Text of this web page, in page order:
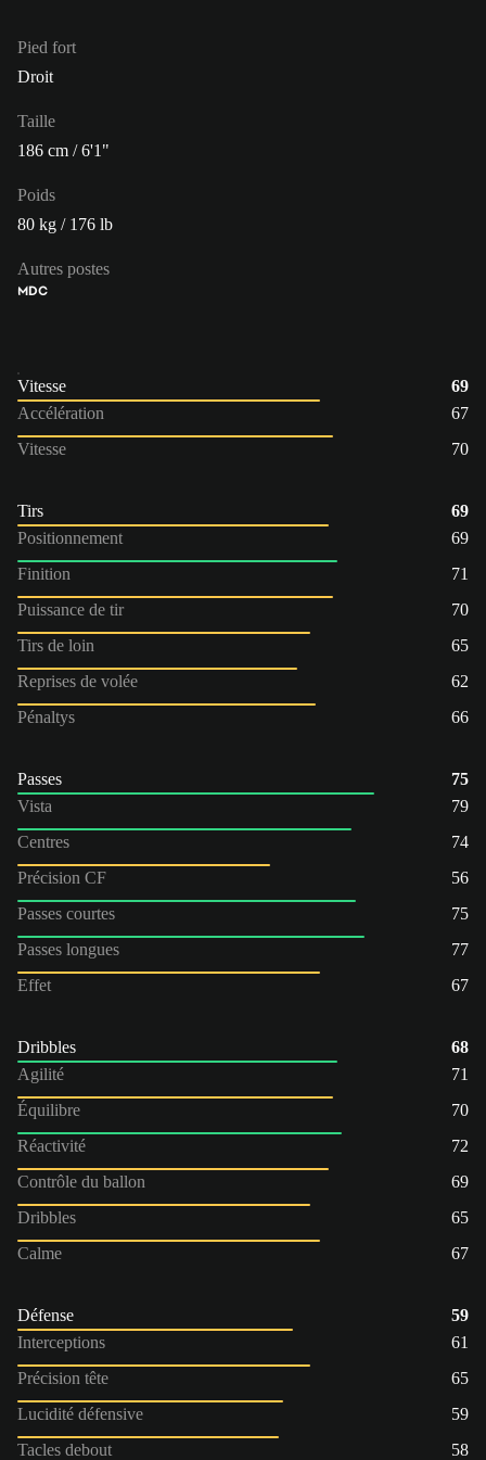
Pied fort
Droit
Taille
186 cm / 6'1"
Poids
80 kg / 176 lb
Autres postes
MDC
Vitesse
69
Accélération
67
Vitesse
70
Tirs
69
Positionnement
69
Finition
71
Puissance de tir
70
Tirs de loin
65
Reprises de volée
62
Pénaltys
66
Passes
75
Vista
79
Centres
74
Précision CF
56
Passes courtes
75
Passes longues
77
Effet
67
Dribbles
68
Agilité
71
Équilibre
70
Réactivité
72
Contrôle du ballon
69
Dribbles
65
Calme
67
Défense
59
Interceptions
61
Précision tête
65
Lucidité défensive
59
Tacles debout
58